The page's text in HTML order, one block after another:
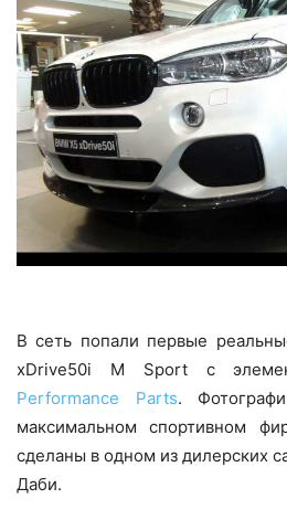
В сеть попали первые
xDrive50i M Sport с
Performance Parts.
максимальном спортивном
сделаны в одном из дилерских
Даби.